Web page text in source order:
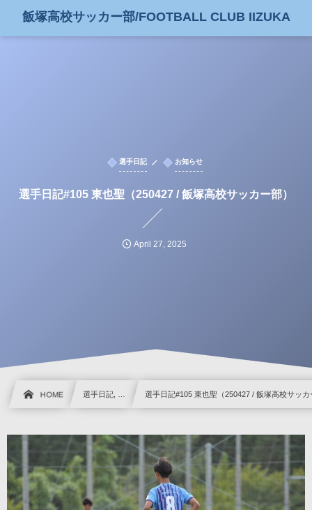
飯塚高校サッカー部/FOOTBALL CLUB IIZUKA
選手日記 お知らせ
選手日記#105 東也聖（250427 / 飯塚高校サッカー部）
April 27,2025
HOME 選手日記, … 選手日記#105 東也聖（250427 / 飯塚高校サッカ